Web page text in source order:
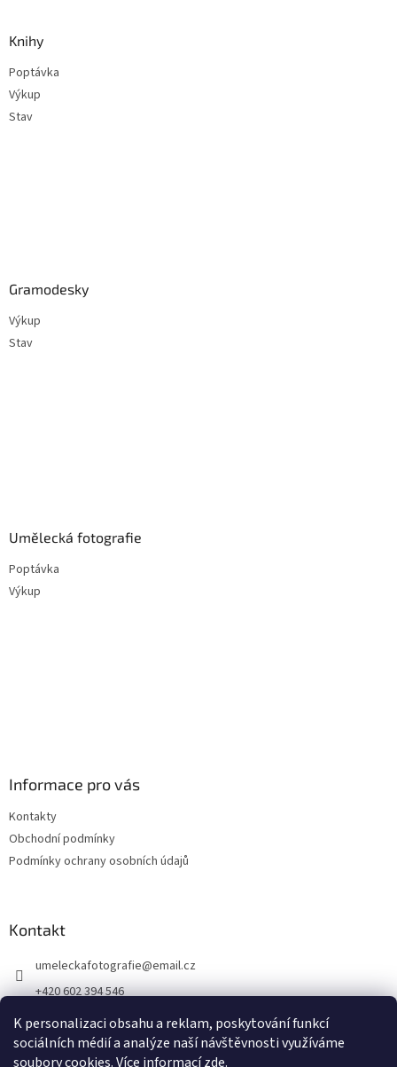
K personalizaci obsahu a reklam, poskytování funkcí
sociálních médií a analýze naší návštěvnosti využíváme
soubory cookies. Více informacízde.
Knihy
Poptávka
Výkup
Stav
Gramodesky
Výkup
Stav
Umělecká fotografie
Poptávka
Výkup
Informace pro vás
Kontakty
Obchodní podmínky
Podmínky ochrany osobních údajů
Kontakt
umeleckafotografie@email.cz
+420 602 394 546
Facebook